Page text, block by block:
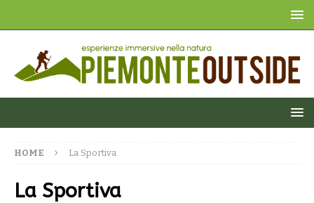
HOME La Sportiva
La Sportiva